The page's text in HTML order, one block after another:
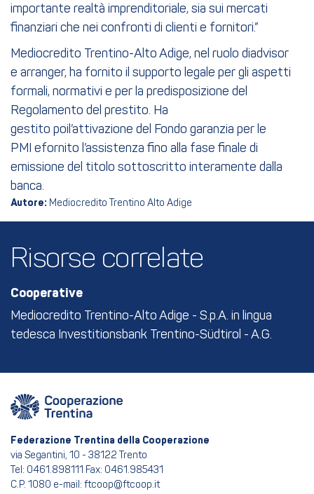
importante realtà imprenditoriale, sia sui mercati
finanziari che nei confronti di clienti e fornitori.”
Mediocredito Trentino-Alto Adige, nel ruolo diadvisor
e arranger, ha fornito il supporto legale per gli aspetti
formali, normativi e per la predisposizione del
Regolamento del prestito. Ha
gestito poil’attivazione del Fondo garanzia per le
PMI efornito l’assistenza fino alla fase finale di
emissione del titolo sottoscritto interamente dalla
banca.
Autore: Mediocredito Trentino Alto Adige
Risorse correlate
Cooperative
Mediocredito Trentino-Alto Adige - S.p.A. in lingua
tedesca Investitionsbank Trentino-Südtirol - A.G.
Federazione Trentina della Cooperazione
via Segantini, 10 - 38122 Trento
Tel: 0461.898111 Fax: 0461.985431
C.P. 1080 e-mail: ftcoop@ftcoop.it